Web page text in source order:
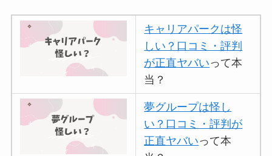
キャリアパークは怪
しい？口コミ・評判
が正直ヤバいって本
当？
夢グループは怪し
い？口コミ・評判が
正直ヤバいって本